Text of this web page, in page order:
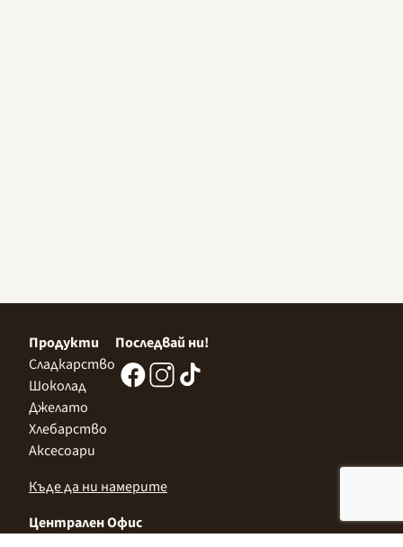
Продукти
Сладкарство
Шоколад
Джелато
Хлебарство
Аксесоари
Последвай ни!
Къде да ни намерите
Централен Офис